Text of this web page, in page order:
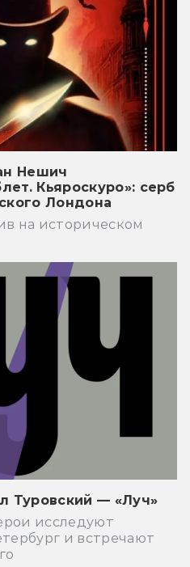
Нешич
Кьяроскуро»: серб
Лондона
на историческом
Туровский — «Луч»
исследуют
и встречают